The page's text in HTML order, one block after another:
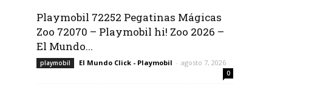
Playmobil 72252 Pegatinas Mágicas
Zoo 72070 – Playmobil hi! Zoo 2026 –
El Mundo...
playmobil El Mundo Click - Playmobil - agosto 7, 2026
0